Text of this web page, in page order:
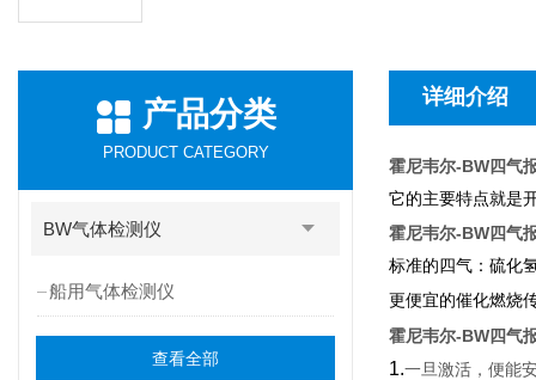
产品分类
PRODUCT CATEGORY
BW气体检测仪
船用气体检测仪
查看全部
详细介绍
霍尼韦尔-BW四气
它的主要特点就是
霍尼韦尔-BW四气
标准的四气：硫化
更便宜的催化燃烧
霍尼韦尔-BW四气
1.一旦激活，便能